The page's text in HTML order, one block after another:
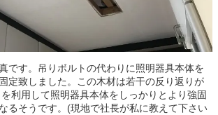
です。吊りボルトの代わりに照明器具本体を
定致しました。この木材は若干の反り返りが
利用して照明器具本体をしっかりとより強固
るそうです。(現地で社長が私に教えて下さい